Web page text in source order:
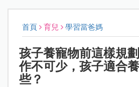
首頁 育兒 學習當爸媽
孩子養寵物前這樣規
作不可少，孩子適合
些？